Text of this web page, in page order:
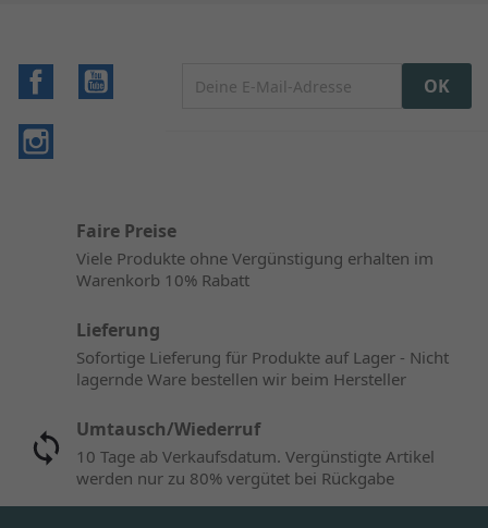
Facebook
Faire Preise
Viele Produkte ohne Vergünstigung erhalten im
Warenkorb 10% Rabatt
Lieferung
Sofortige Lieferung für Produkte auf Lager - Nicht
lagernde Ware bestellen wir beim Hersteller
Umtausch/Wiederruf
10 Tage ab Verkaufsdatum. Vergünstigte Artikel
werden nur zu 80% vergütet bei Rückgabe